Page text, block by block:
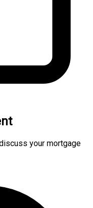
your mortgage